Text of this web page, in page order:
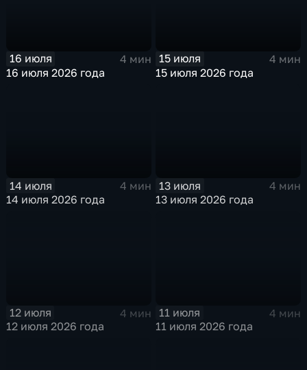
16 июля
4 мин
16 июля 2026 года
15 июля
4 мин
15 июля 2026 года
14 июля
4 мин
14 июля 2026 года
13 июля
4 мин
13 июля 2026 года
12 июля
4 мин
12 июля 2026 года
11 июля
4 мин
11 июля 2026 года